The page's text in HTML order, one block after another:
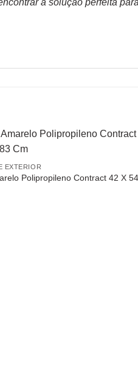
EXTERIOR
Polipropileno Contract 42 X 54